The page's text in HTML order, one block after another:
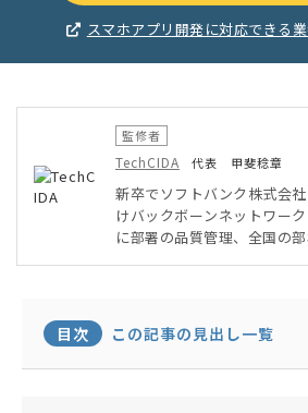
スマホアプリ開発に対応できる
監修者
TechCIDA 代表 甲斐稔章
新卒でソフトバンク株式会
けバックボーンネットワー
に部署の品質管理、全国の
ラエンジニアとして活動。
ランスエンジニア兼子ども向
の運営を行う。
目次 この記事の見出し一覧